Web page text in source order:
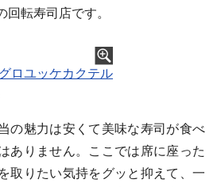
転寿司店です。
の魅力は安くて美味な寿司が食べ
ありません。ここでは席に座った
取りたい気持をグッと抑えて、一